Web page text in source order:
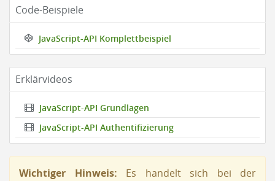
Code-Beispiele
JavaScript-API Komplettbeispiel
Erklärvideos
JavaScript-API Grundlagen
JavaScript-API Authentifizierung
Wichtiger Hinweis: Es handelt sich bei der